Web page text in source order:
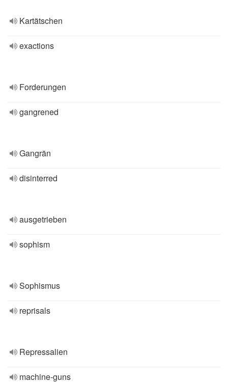
Kartätschen
exactions
Forderungen
gangrened
Gangrän
disinterred
ausgetrieben
sophism
Sophismus
reprisals
Repressalien
machine-guns